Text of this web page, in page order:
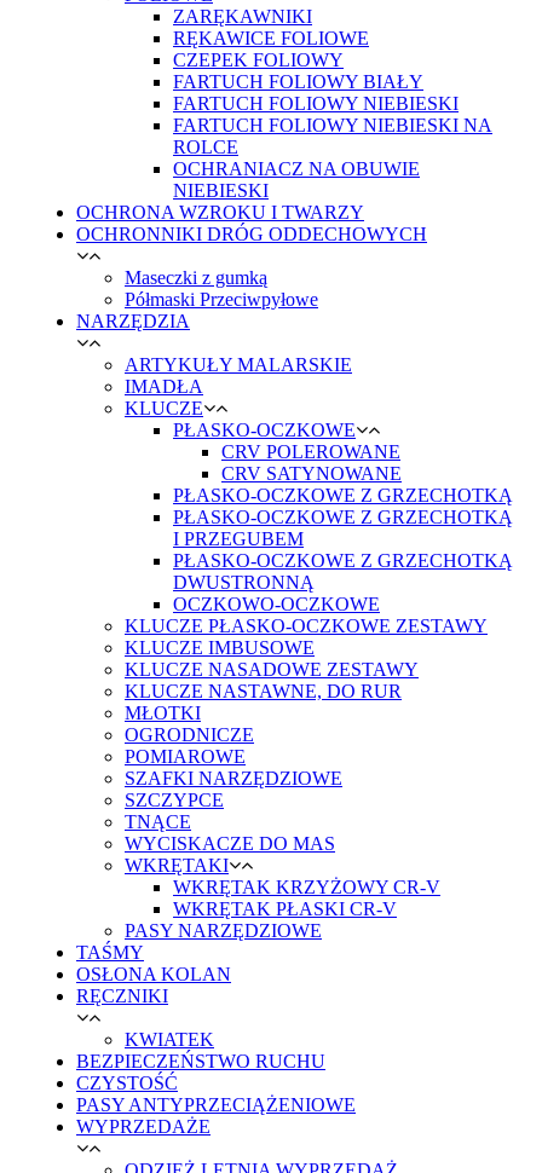
ZARĘKAWNIKI
RĘKAWICE FOLIOWE
CZEPEK FOLIOWY
FARTUCH FOLIOWY BIAŁY
FARTUCH FOLIOWY NIEBIESKI
FARTUCH FOLIOWY NIEBIESKI NA
ROLCE
OCHRANIACZ NA OBUWIE
NIEBIESKI
OCHRONA WZROKU I TWARZY
OCHRONNIKI DRÓG ODDECHOWYCH
Maseczki z gumką
Półmaski Przeciwpyłowe
NARZĘDZIA
ARTYKUŁY MALARSKIE
IMADŁA
KLUCZE
PŁASKO-OCZKOWE
CRV POLEROWANE
CRV SATYNOWANE
PŁASKO-OCZKOWE Z GRZECHOTKĄ
PŁASKO-OCZKOWE Z GRZECHOTKĄ
I PRZEGUBEM
PŁASKO-OCZKOWE Z GRZECHOTKĄ
DWUSTRONNĄ
OCZKOWO-OCZKOWE
KLUCZE PŁASKO-OCZKOWE ZESTAWY
KLUCZE IMBUSOWE
KLUCZE NASADOWE ZESTAWY
KLUCZE NASTAWNE, DO RUR
MŁOTKI
OGRODNICZE
POMIAROWE
SZAFKI NARZĘDZIOWE
SZCZYPCE
TNĄCE
WYCISKACZE DO MAS
WKRĘTAKI
WKRĘTAK KRZYŻOWY CR-V
WKRĘTAK PŁASKI CR-V
PASY NARZĘDZIOWE
TAŚMY
OSŁONA KOLAN
RĘCZNIKI
KWIATEK
BEZPIECZEŃSTWO RUCHU
CZYSTOŚĆ
PASY ANTYPRZECIĄŻENIOWE
WYPRZEDAŻE